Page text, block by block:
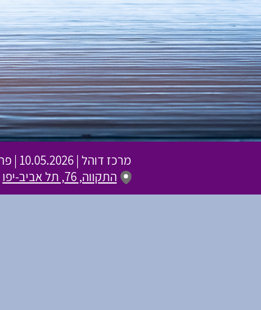
מרכז דוהל |10.05.2026 | פתיחת שערים 19:30 | שעת התחלה 20:30
התקווה, 76, תל אביב-יפו